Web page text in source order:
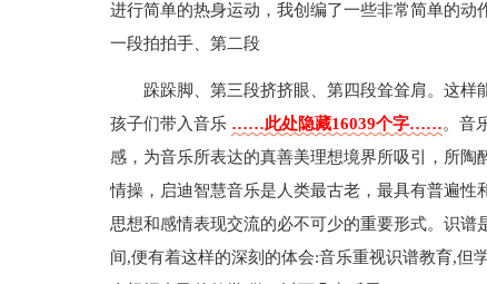
进行简单的热身运动，我创编了一些非常简单的
一段拍拍手、第二段
跺跺脚、第三段挤挤眼、第四段耸耸肩。这
孩子们带入音乐 ……此处隐藏16039个字……。音
感，为音乐所表达的真善美理想境界所吸引，所
情操，启迪智慧音乐是人类最古老，最具有普遍
思想和感情表现交流的必不可少的重要形式。识
间,便有着这样的深刻的体会:音乐重视识谱教育,但